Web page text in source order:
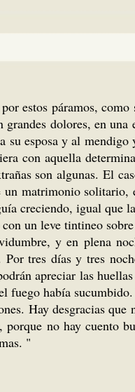
estos páramos,
dolores, en una
esposa y al mendigo
con aquella
son algunas. El
matrimonio
creciendo, igual que
un leve tintineo
y en plena
tres días y tres
apreciar las
había
Hay desgracias
no hay cuento
"